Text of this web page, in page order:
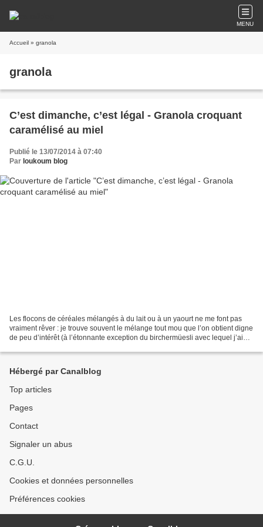
MENU
Accueil » granola
granola
C’est dimanche, c’est légal - Granola croquant
caramélisé au miel
Publié le 13/07/2014 à 07:40
Par loukoum blog
Les flocons de céréales mélangés à du lait ou à un yaourt ne me font pas
vraiment rêver : je trouve souvent le mélange tout mou que l’on obtient digne
de peu d’intérêt (à l’étonnante exception du birchermüesli avec lequel j’ai
Hébergé par Canalblog
Top articles
Pages
Contact
Signaler un abus
C.G.U.
Cookies et données personnelles
Préférences cookies